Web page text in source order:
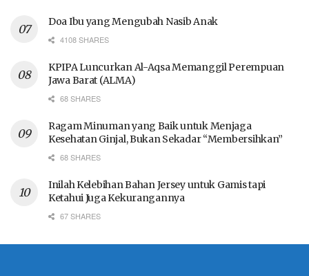
Doa Ibu yang Mengubah Nasib Anak
4108 SHARES
KPIPA Luncurkan Al-Aqsa Memanggil Perempuan
Jawa Barat (ALMA)
68 SHARES
Ragam Minuman yang Baik untuk Menjaga
Kesehatan Ginjal, Bukan Sekadar “Membersihkan”
68 SHARES
Inilah Kelebihan Bahan Jersey untuk Gamis tapi
Ketahui Juga Kekurangannya
67 SHARES